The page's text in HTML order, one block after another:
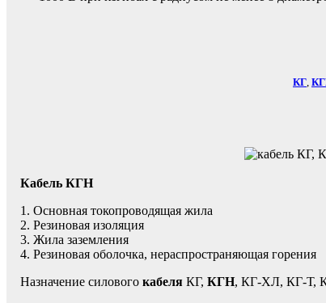
КГ
Кабель КГН
1. Основная токопроводящая жила
2. Резиновая изоляция
3. Жила заземления
4. Резиновая оболочка, нераспространяющая горения
Назначение силового кабеля КГ, КГН, КГ-ХЛ, КГ-Т,